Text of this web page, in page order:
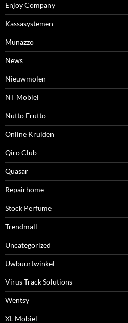
Enjoy Company
Kassasystemen
Munazzo
News
Nieuwmolen
NT Mobiel
Nutto Frutto
Online Kruiden
Qiro Club
Quasar
Repairhome
Stock Perfume
Trendmall
Uncategorized
Uwbuurtwinkel
Virus Track Solutions
Wentsy
XL Mobiel